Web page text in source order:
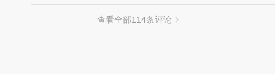
查看全部114条评论